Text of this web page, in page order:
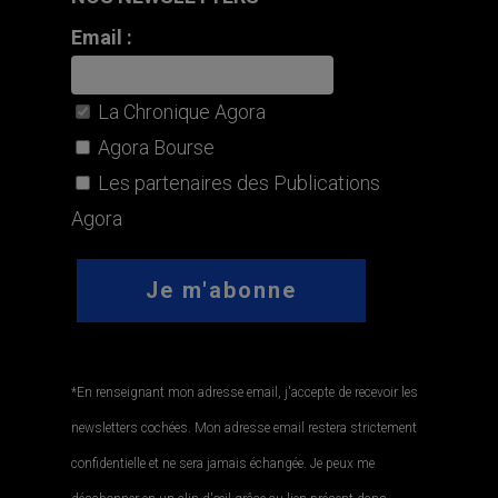
Email :
La Chronique Agora
Agora Bourse
Les partenaires des Publications
Agora
*En renseignant mon adresse email, j'accepte de recevoir les
newsletters cochées. Mon adresse email restera strictement
confidentielle et ne sera jamais échangée. Je peux me